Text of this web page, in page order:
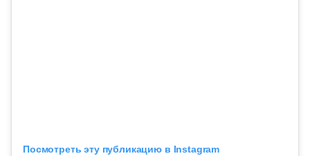
Посмотреть эту публикацию в Instagram